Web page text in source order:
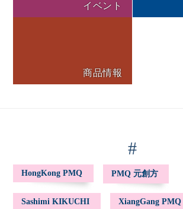
イベント
商品情報
#
HongKong PMQ PMQ 元創方
Sashimi KIKUCHI XiangGang PMQ